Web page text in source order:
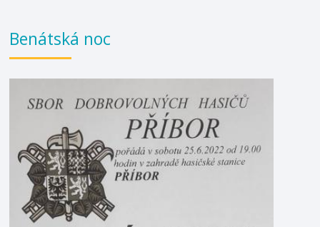
Benátská noc